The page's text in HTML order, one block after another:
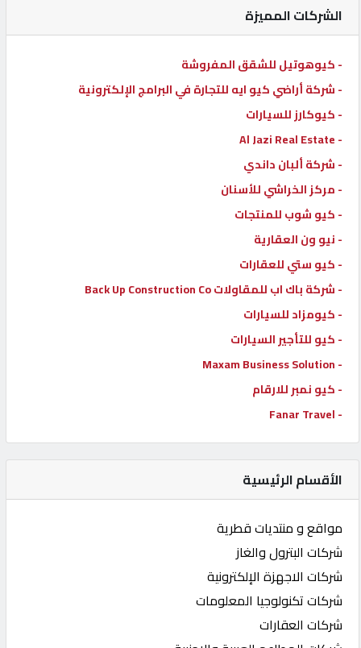
كيو
ماركت
الدليل
القطري
POWERED
QHOST
الشركات المميزة
- كيوهوتيل للشقق المفروشة
- شركة أراضي كيو ايه للتجارة في البرامج الإلكترونية
- كيوكارز للسيارات
- Al Jazi Real Estate
- شركة ألبان داندي
- مركز الخراشي للأسنان
- كيو شوب للمنتجات
- نيو ون العقارية
- كيو ستي للعقارات
- شركة باك اب للمقاولات Back Up Construction Co
- كيومزاد للسيارات
- كيو للتأجير السيارات
- Maxam Business Solution
- كيو نمبر للارقام
- Fanar Travel
الأقسام الرئيسية
مواقع و منتديات قطرية
شركات البترول والغاز
شركات الاجهزة الإلكترونية
شركات تكنولوجيا المعلومات
شركات العقارات